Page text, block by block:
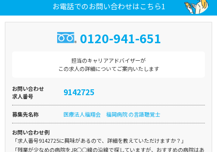
お電話でのお問い合わせはこちら1
0120-941-651
担当のキャリアアドバイザーが
この求人の詳細についてご案内いたします
お問い合わせ
求人番号
9142725
募集先名称 医療法人福翔会 福岡病院 の言語聴覚士
お問い合わせ例
「求人番号9142725に興味があるので、詳細を教えていただけますか？」
「残業が少なめの病院をJR○○線の沿線で探していますが、おすすめの病院はあ